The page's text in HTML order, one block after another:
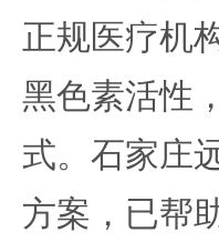
正规医疗机
黑色素活性
式。石家庄
方案，已帮